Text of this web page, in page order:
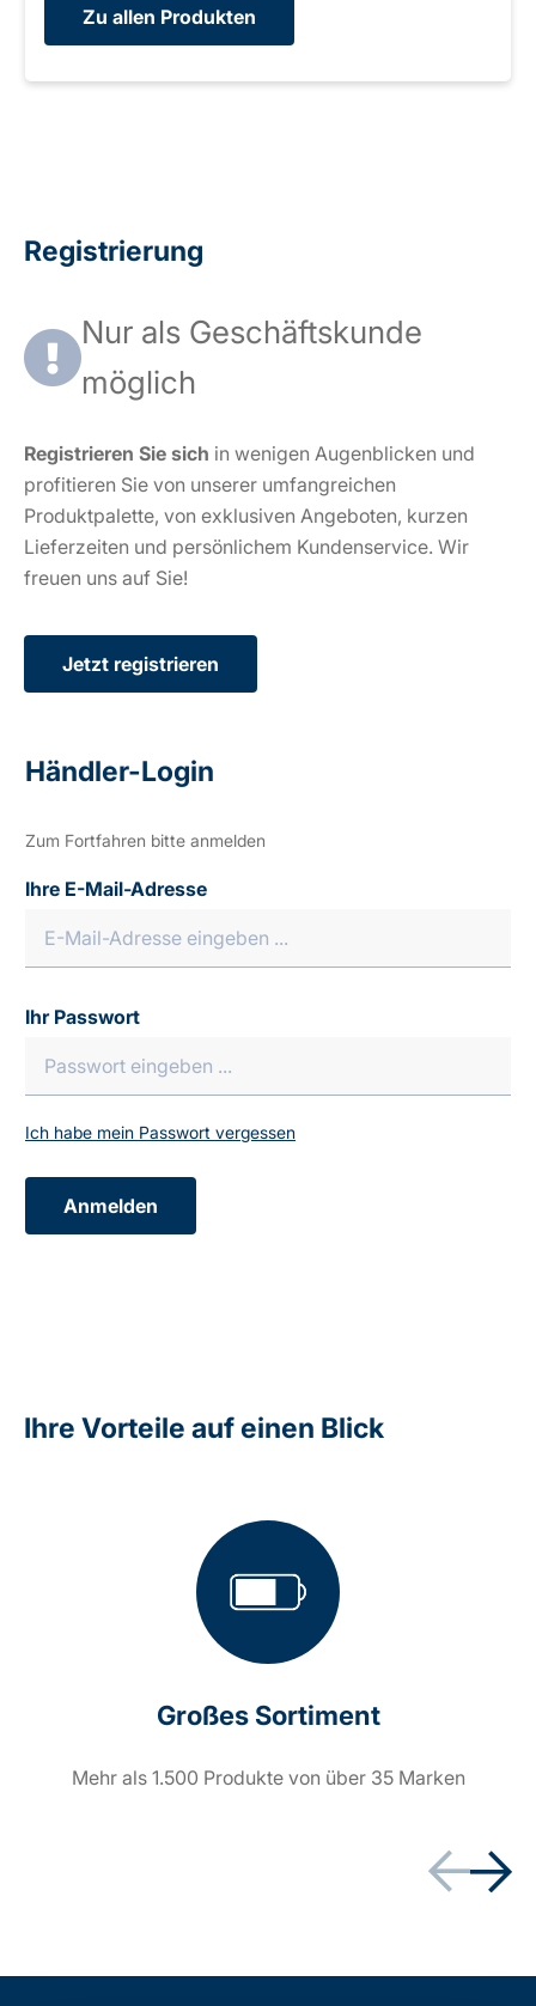
Zu allen Produkten
Registrierung
Nur als Geschäftskunde
möglich
Registrieren Sie sich in wenigen Augenblicken und
profitieren Sie von unserer umfangreichen
Produktpalette, von exklusiven Angeboten, kurzen
Lieferzeiten und persönlichem Kundenservice. Wir
freuen uns auf Sie!
Jetzt registrieren
Händler-Login
Zum Fortfahren bitte anmelden
Ihre E-Mail-Adresse
Ihr Passwort
Ich habe mein Passwort vergessen
Anmelden
Ihre Vorteile auf einen Blick
Großes Sortiment
Mehr als 1.500 Produkte von über 35 Marken